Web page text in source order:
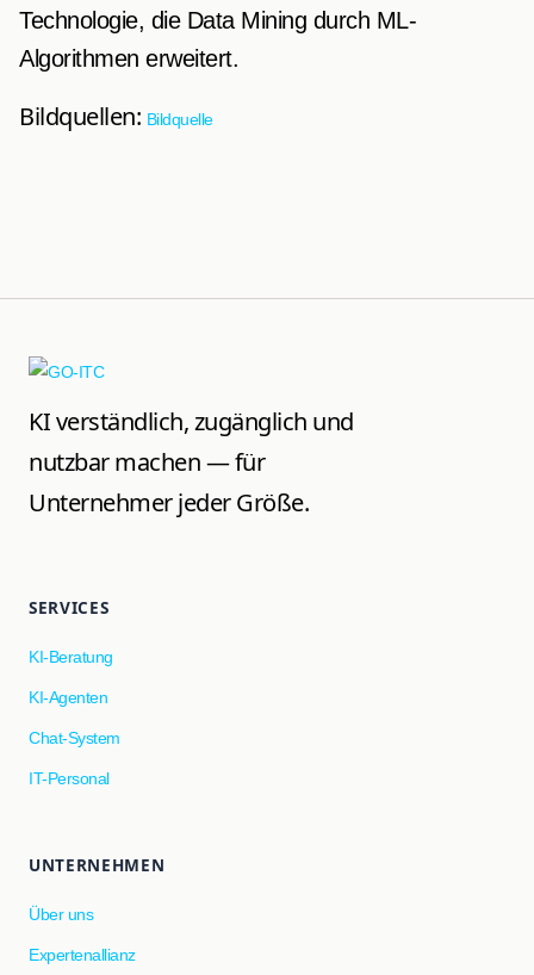
Technologie, die Data Mining durch ML-
Algorithmen erweitert.
Bildquellen: Bildquelle
KI verständlich, zugänglich und
nutzbar machen — für
Unternehmer jeder Größe.
SERVICES
KI-Beratung
KI-Agenten
Chat-System
IT-Personal
UNTERNEHMEN
Über uns
Expertenallianz